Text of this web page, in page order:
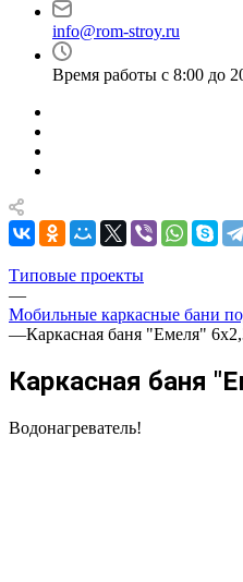
info@rom-stroy.ru
Время работы с 8:00 до
Типовые проекты
—
Мобильные каркасные бани
—Каркасная баня "Емеля"
Каркасная баня
Водонагреватель!